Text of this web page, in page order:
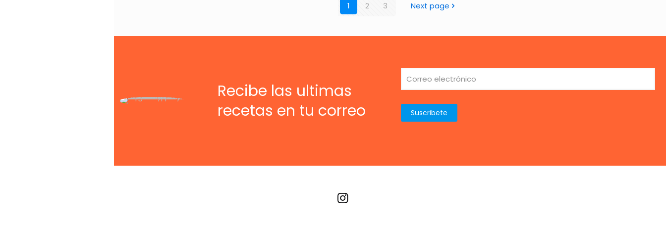
1 2 3 Next page
Recibe las ultimas
recetas en tu correo